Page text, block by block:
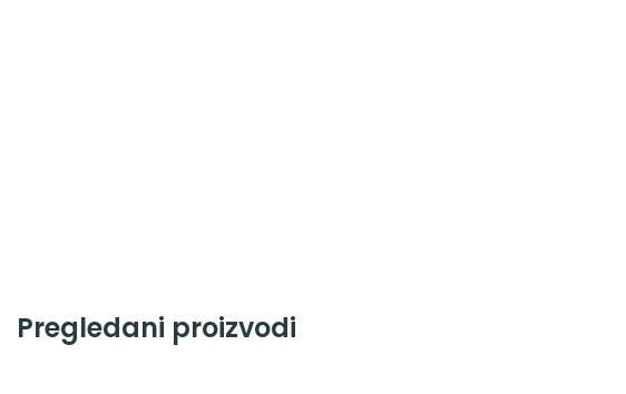
Pregledani proizvodi